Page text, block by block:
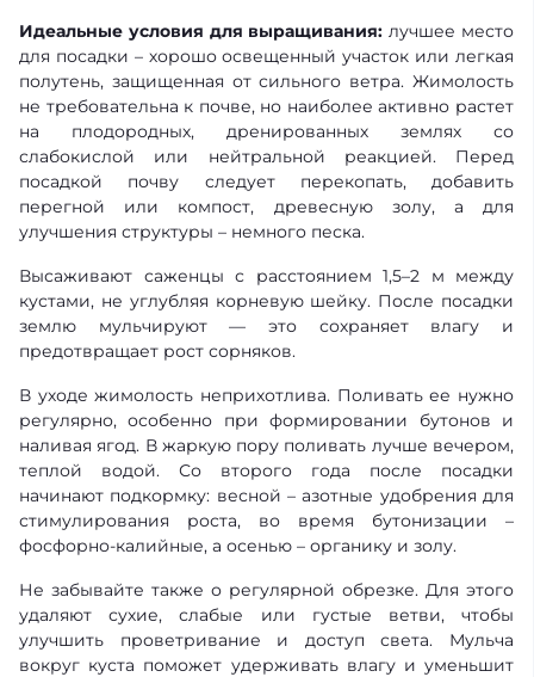
Идеальные условия для выращивания: лучшее место
для посадки – хорошо освещенный участок или легкая
полутень, защищенная от сильного ветра. Жимолость
не требовательна к почве, но наиболее активно растет
на плодородных, дренированных землях со
слабокислой или нейтральной реакцией. Перед
посадкой почву следует перекопать, добавить
перегной или компост, древесную золу, а для
улучшения структуры – немного песка.
Высаживают саженцы с расстоянием 1,5–2 м между
кустами, не углубляя корневую шейку. После посадки
землю мульчируют — это сохраняет влагу и
предотвращает рост сорняков.
В уходе жимолость неприхотлива. Поливать ее нужно
регулярно, особенно при формировании бутонов и
наливая ягод. В жаркую пору поливать лучше вечером,
теплой водой. Со второго года после посадки
начинают подкормку: весной – азотные удобрения для
стимулирования роста, во время бутонизации –
фосфорно-калийные, а осенью – органику и золу.
Не забывайте также о регулярной обрезке. Для этого
удаляют сухие, слабые или густые ветви, чтобы
улучшить проветривание и доступ света. Мульча
вокруг куста поможет удерживать влагу и уменьшит